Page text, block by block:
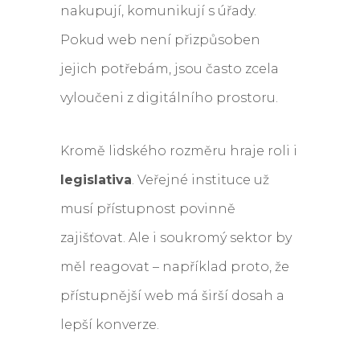
nakupují, komunikují s úřady.
Pokud web není přizpůsoben
jejich potřebám, jsou často zcela
vyloučeni z digitálního prostoru.
Kromě lidského rozměru hraje roli i
legislativa . Veřejné instituce už
musí přístupnost povinně
zajišťovat. Ale i soukromý sektor by
měl reagovat – například proto, že
přístupnější web má širší dosah a
lepší konverze.